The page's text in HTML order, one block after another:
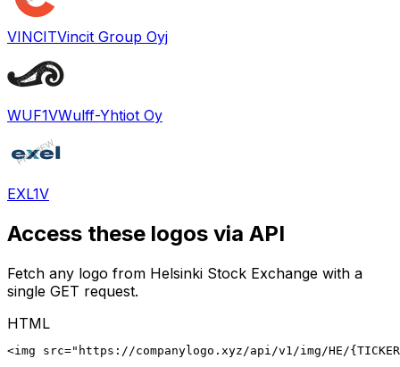
VINCITVincit Group Oyj
WUF1VWulff-Yhtiot Oy
EXL1V
Access these logos via API
Fetch any logo from Helsinki Stock Exchange with a
single GET request.
HTML
<img src="https://companylogo.xyz/api/v1/img/HE/